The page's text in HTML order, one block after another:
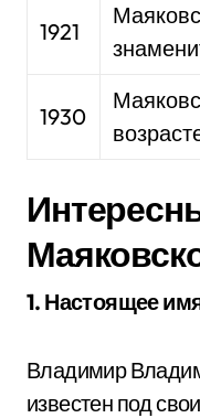
1921
1930
1. Настоящее
Владимир
известен под